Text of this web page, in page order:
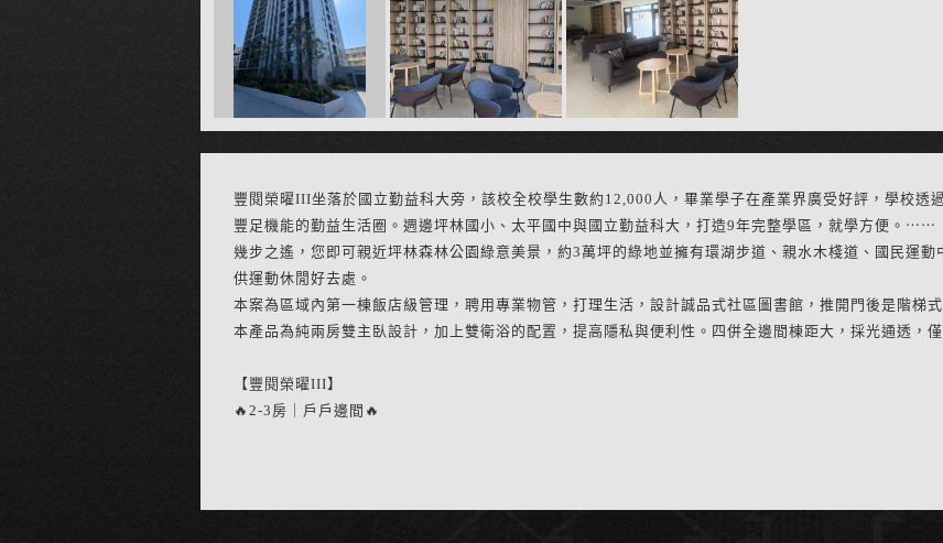
豐閱榮曜III坐落於國立勤益科大旁，該校全校學生數約12,000人，畢業學子在產業界廣受好評，學校透
豐足機能的勤益生活圈。週邊坪林國小、太平國中與國立勤益科大，打造9年完整學區，就學方便。 ⋯⋯
幾步之遙，您即可親近坪林森林公園綠意美景，約3萬坪的綠地並擁有環湖步道、親水木棧道、國民運
供運動休閒好去處。
本案為區域內第一棟飯店級管理，聘用專業物管，打理生活，設計誠品式社區圖書館，推開門後是階梯
本產品為純兩房雙主臥設計，加上雙衛浴的配置，提高隱私與便利性。四併全邊間棟距大，採光通透，
【豐閱榮曜III】
🔥2-3房｜戶戶邊間🔥